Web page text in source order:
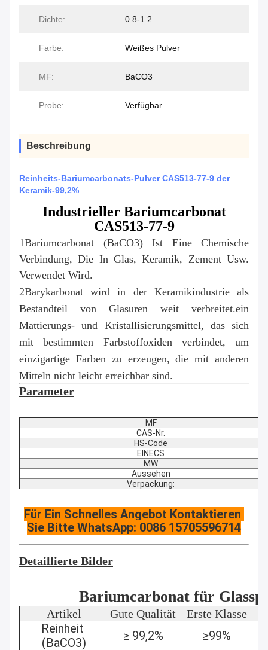
Dichte: 0.8-1.2
Farbe: Weißes Pulver
MF: BaCO3
Probe: Verfügbar
Beschreibung
Reinheits-Bariumcarbonats-Pulver CAS513-77-9 der
Keramik-99,2%
Industrieller Bariumcarbonat
CAS513-77-9
1Bariumcarbonat (BaCO3) Ist Eine Chemische
Verbindung, Die In Glas, Keramik, Zement Usw.
Verwendet Wird.
2Barykarbonat wird in der Keramikindustrie als
Bestandteil von Glasuren weit verbreitet.ein
Mattierungs- und Kristallisierungsmittel, das sich
mit bestimmten Farbstoffoxiden verbindet, um
einzigartige Farben zu erzeugen, die mit anderen
Mitteln nicht leicht erreichbar sind.
Parameter
MF
CAS-Nr.
HS-Code
EINECS
MW
Aussehen
Verpackung:
Für Ein Schnelles Angebot Kontaktieren
Sie Bitte WhatsApp: 0086 15705596714
Detaillierte Bilder
Bariumcarbonat für
Artikel Gute Qualität Erste Klasse
Reinheit
(BaCO3)
≥ 99,2% ≥99%